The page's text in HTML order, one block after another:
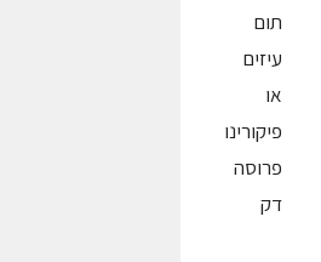
תום
עיזים
או
פיקורינו
פרוסה
דק